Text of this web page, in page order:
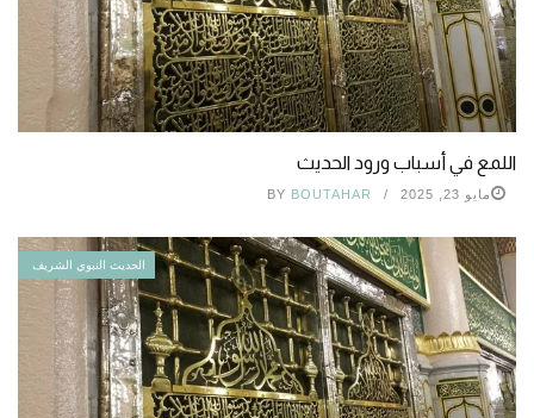
اللمع في أسباب ورود الحديث
مايو 23, 2025 BY BOUTAHAR
الحديث النبوي الشريف